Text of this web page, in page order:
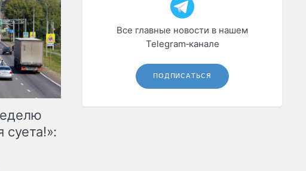
суета!»:
Все главные новости в нашем
Telegram‑канале
ПОДПИСАТЬСЯ